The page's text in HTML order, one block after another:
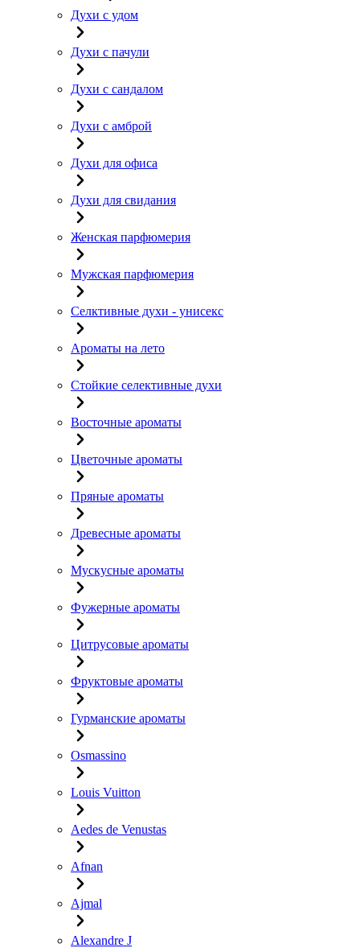
Духи с удом
Духи с пачули
Духи с сандалом
Духи с амброй
Духи для офиса
Духи для свидания
Женская парфюмерия
Мужская парфюмерия
Селктивные духи - унисекс
Ароматы на лето
Стойкие селективные духи
Восточные ароматы
Цветочные ароматы
Пряные ароматы
Древесные ароматы
Мускусные ароматы
Фужерные ароматы
Цитрусовые ароматы
Фруктовые ароматы
Гурманские ароматы
Osmassino
Louis Vuitton
Aedes de Venustas
Afnan
Ajmal
Alexandre J